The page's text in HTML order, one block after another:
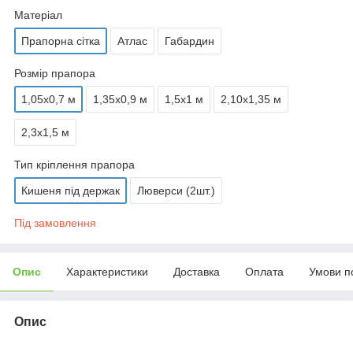
Матеріал
Прапорна сітка Атлас Габардин
Розмір прапора
1,05х0,7 м 1,35х0,9 м 1,5х1 м 2,10х1,35 м
2,3х1,5 м
Тип кріплення прапора
Кишеня під держак Люверси (2шт.)
Під замовлення
Опис Характеристики Доставка Оплата Умови
Опис